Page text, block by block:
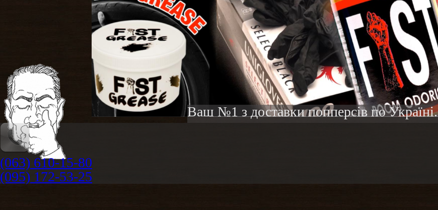
Ваш №1 з доставки попперсів по Україні.
(063) 610-15-80
(095) 172-53-25